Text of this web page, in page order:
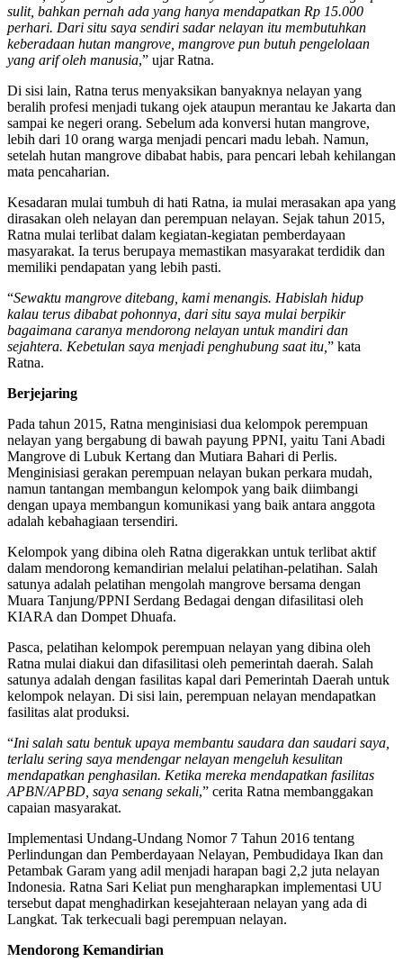
sulit, bahkan pernah ada yang hanya mendapatkan Rp 15.000
perhari. Dari situ saya sendiri sadar nelayan itu membutuhkan
keberadaan hutan mangrove, mangrove pun butuh pengelolaan
yang arif oleh manusia,” ujar Ratna.
Di sisi lain, Ratna terus menyaksikan banyaknya nelayan yang
beralih profesi menjadi tukang ojek ataupun merantau ke Jakarta dan
sampai ke negeri orang. Sebelum ada konversi hutan mangrove,
lebih dari 10 orang warga menjadi pencari madu lebah. Namun,
setelah hutan mangrove dibabat habis, para pencari lebah kehilangan
mata pencaharian.
Kesadaran mulai tumbuh di hati Ratna, ia mulai merasakan apa yang
dirasakan oleh nelayan dan perempuan nelayan. Sejak tahun 2015,
Ratna mulai terlibat dalam kegiatan-kegiatan pemberdayaan
masyarakat. Ia terus berupaya memastikan masyarakat terdidik dan
memiliki pendapatan yang lebih pasti.
“Sewaktu mangrove ditebang, kami menangis. Habislah hidup
kalau terus dibabat pohonnya, dari situ saya mulai berpikir
bagaimana caranya mendorong nelayan untuk mandiri dan
sejahtera. Kebetulan saya menjadi penghubung saat itu, ” kata
Ratna.
Berjejaring
Pada tahun 2015, Ratna menginisiasi dua kelompok perempuan
nelayan yang bergabung di bawah payung PPNI, yaitu Tani Abadi
Mangrove di Lubuk Kertang dan Mutiara Bahari di Perlis.
Menginisiasi gerakan perempuan nelayan bukan perkara mudah,
namun tantangan membangun kelompok yang baik diimbangi
dengan upaya membangun komunikasi yang baik antara anggota
adalah kebahagiaan tersendiri.
Kelompok yang dibina oleh Ratna digerakkan untuk terlibat aktif
dalam mendorong kemandirian melalui pelatihan-pelatihan. Salah
satunya adalah pelatihan mengolah mangrove bersama dengan
Muara Tanjung/PPNI Serdang Bedagai dengan difasilitasi oleh
KIARA dan Dompet Dhuafa.
Pasca, pelatihan kelompok perempuan nelayan yang dibina oleh
Ratna mulai diakui dan difasilitasi oleh pemerintah daerah. Salah
satunya adalah dengan fasilitas kapal dari Pemerintah Daerah untuk
kelompok nelayan. Di sisi lain, perempuan nelayan mendapatkan
fasilitas alat produksi.
“Ini salah satu bentuk upaya membantu saudara dan saudari saya,
terlalu sering saya mendengar nelayan mengeluh kesulitan
mendapatkan penghasilan. Ketika mereka mendapatkan fasilitas
APBN/APBD, saya senang sekali,” cerita Ratna membanggakan
capaian masyarakat.
Implementasi Undang-Undang Nomor 7 Tahun 2016 tentang
Perlindungan dan Pemberdayaan Nelayan, Pembudidaya Ikan dan
Petambak Garam yang adil menjadi harapan bagi 2,2 juta nelayan
Indonesia. Ratna Sari Keliat pun mengharapkan implementasi UU
tersebut dapat menghadirkan kesejahteraan nelayan yang ada di
Langkat. Tak terkecuali bagi perempuan nelayan.
Mendorong Kemandirian